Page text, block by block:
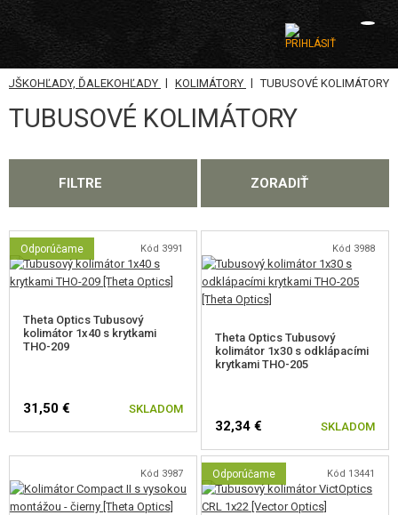
KATEGÓRIE
AIRSOFTOVÉ ZBRANE
GRANÁTOMETY, GRANÁTY
GULIČKY, PLYN
AKUMULÁTORY, NABÍJAČKY
ZÁSOBNÍKY, PLNIČKY
VÝSTROJ, UNIFORMY, PÚZDRA
VYSIELAČKY, HEADSETY, KAMERY
ĎALEKOHĽADY | KOLIMÁTORY | TUBUSOVÉ KOLIMÁTORY
TUBUSOVÉ KOLIMÁTORY
FILTRE ZORADIŤ
Odporúčame Kód 3991
Theta Optics Tubusový
kolimátor 1x40 s krytkami
THO-209
31,50 € SKLADOM
Kód 3988
Theta Optics Tubusový
kolimátor 1x30 s odklápacími
krytkami THO-205
32,34 € SKLADOM
Kód 3987 Odporúčame Kód 13441